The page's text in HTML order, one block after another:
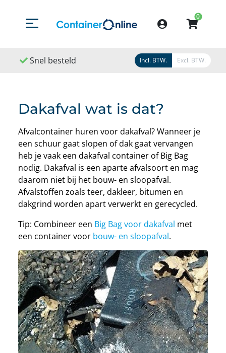
Menu openen/sluiten
Account
0
Snel besteld Snel geleverd Snel
Incl. BTW. Excl. BTW.
Dakafval wat is dat?
Afvalcontainer huren voor dakafval? Wanneer je
een schuur gaat slopen of dak gaat vervangen
heb je vaak een dakafval container of Big Bag
nodig. Dakafval is een aparte afvalsoort en mag
daarom niet bij het bouw- en sloopafval.
Afvalstoffen zoals teer, dakleer, bitumen en
dakgrind worden apart verwerkt en gerecycled.
Tip: Combineer een Big Bag voor dakafval met
een container voor bouw- en sloopafval.